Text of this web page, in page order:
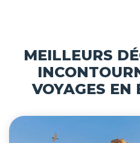
MEILLEURS
VOYAGES EN